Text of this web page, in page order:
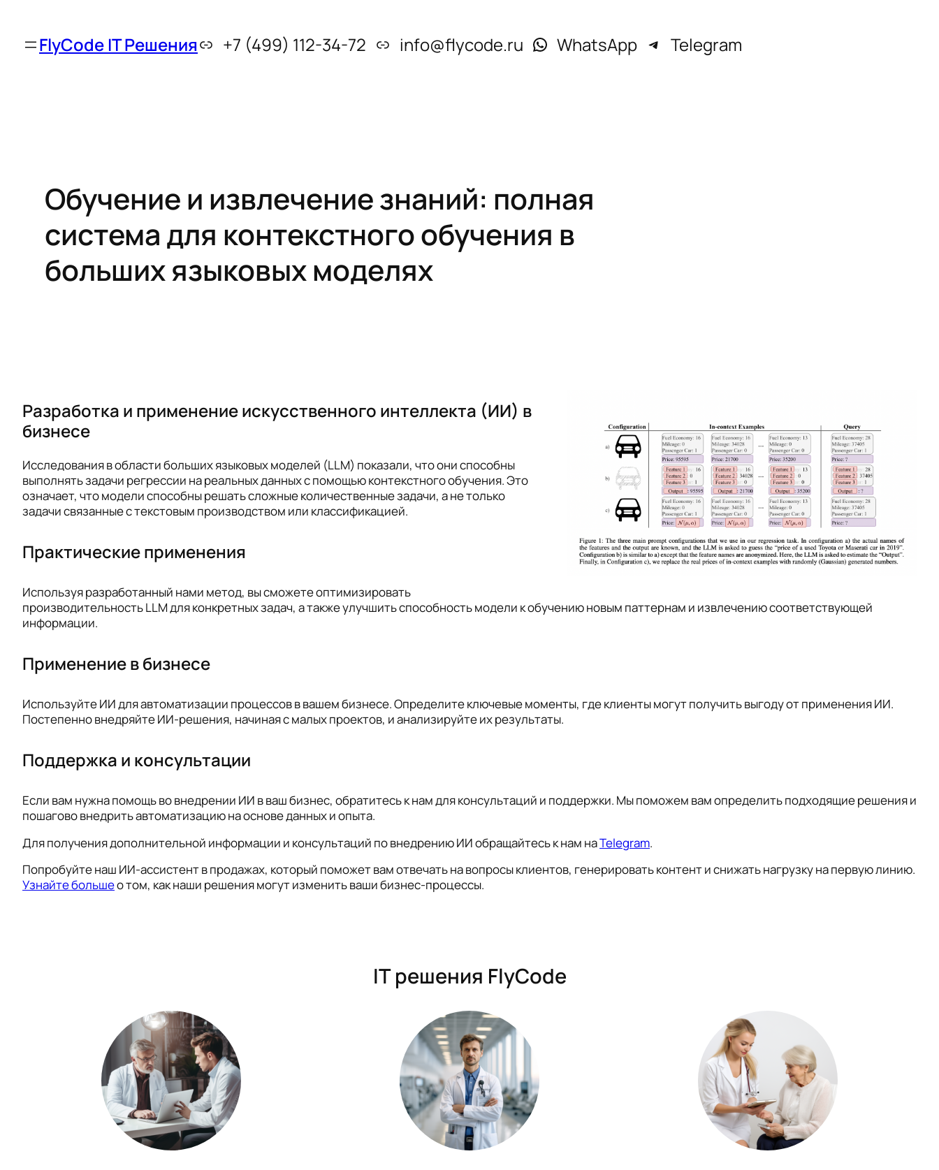
FlyCode IT Решения +7 (499) 112-34-72 info@flycode.ru WhatsApp Telegram
Обучение и извлечение знаний: полная
система для контекстного обучения в
больших языковых моделях
Разработка и применение искусственного интеллекта (ИИ) в
бизнесе
Исследования в области больших языковых моделей (LLM) показали, что они способны
выполнять задачи регрессии на реальных данных с помощью контекстного обучения. Это
означает, что модели способны решать сложные количественные задачи, а не только
задачи связанные с текстовым производством или классификацией.
Практические применения
Используя разработанный нами метод, вы сможете оптимизировать
производительность LLM для конкретных задач, а также улучшить способность модели к обучению новым паттернам и извлечению соответствующей
информации.
Применение в бизнесе
Используйте ИИ для автоматизации процессов в вашем бизнесе. Определите ключевые моменты, где клиенты могут получить выгоду от применения ИИ.
Постепенно внедряйте ИИ-решения, начиная с малых проектов, и анализируйте их результаты.
Поддержка и консультации
Если вам нужна помощь во внедрении ИИ в ваш бизнес, обратитесь к нам для консультаций и поддержки. Мы поможем вам определить подходящие решения и
пошагово внедрить автоматизацию на основе данных и опыта.
Для получения дополнительной информации и консультаций по внедрению ИИ обращайтесь к нам наTelegram.
Попробуйте наш ИИ-ассистент в продажах, который поможет вам отвечать на вопросы клиентов, генерировать контент и снижать нагрузку на первую линию.
Узнайте большео том, как наши решения могут изменить ваши бизнес-процессы.
IT решения FlyCode